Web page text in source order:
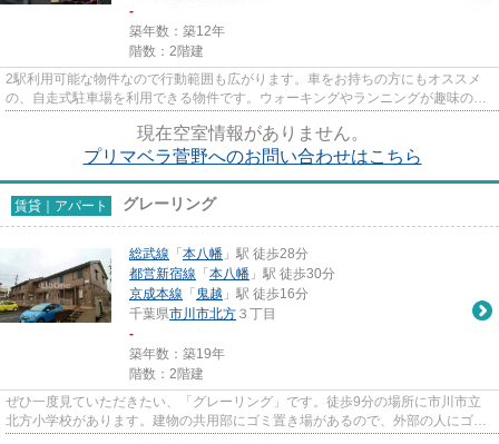
-
築年数：築12年
階数：2階建
2駅利用可能な物件なので行動範囲も広がります。車をお持ちの方にもオススメ
の、自走式駐車場を利用できる物件です。ウォーキングやランニングが趣味の方
現在空室情報がありません。
プリマベラ菅野へのお問い合わせはこちら
賃貸｜アパート グレーリング
総武線 「 本八幡 」駅 徒歩28分
都営新宿線 「 本八幡 」駅 徒歩30分
京成本線 「 鬼越 」駅 徒歩16分
千葉県市川市北方 ３丁目
-
築年数：築19年
階数：2階建
ぜひ一度見ていただきたい、「グレーリング」です。徒歩9分の場所に市川市立
北方小学校があります。建物の共用部にゴミ置き場があるので、外部の人にゴミ